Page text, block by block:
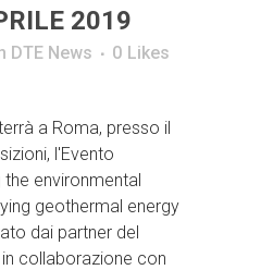
2019
DTE News 0 Likes
a Roma, presso il
l'Evento
the environmental
geothermal energy
dai partner del
collaborazione con